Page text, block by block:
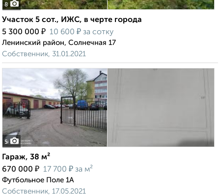
8
Участок 5 сот., ИЖС, в черте города
5 300 000 ₽ 10 600 ₽ за сотку
Ленинский район, Солнечная 17
Собственник, 31.01.2021
5
Гараж, 38 м²
670 000 ₽ 17 700 ₽ за м²
Футбольное Поле 1А
Собственник, 17.05.2021